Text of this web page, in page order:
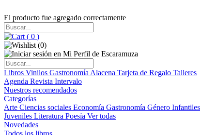
El producto fue agregado correctamente
( 0 )
(0)
Libros Vinilos Gastronomía Alacena Tarjeta de Regalo Talleres
Agenda Revista Intervalo
Nuestros recomendados
Categorías
Arte Ciencias sociales Economía Gastronomía Género Infantiles
Juveniles Literatura Poesía Ver todas
Novedades
Todos los libros